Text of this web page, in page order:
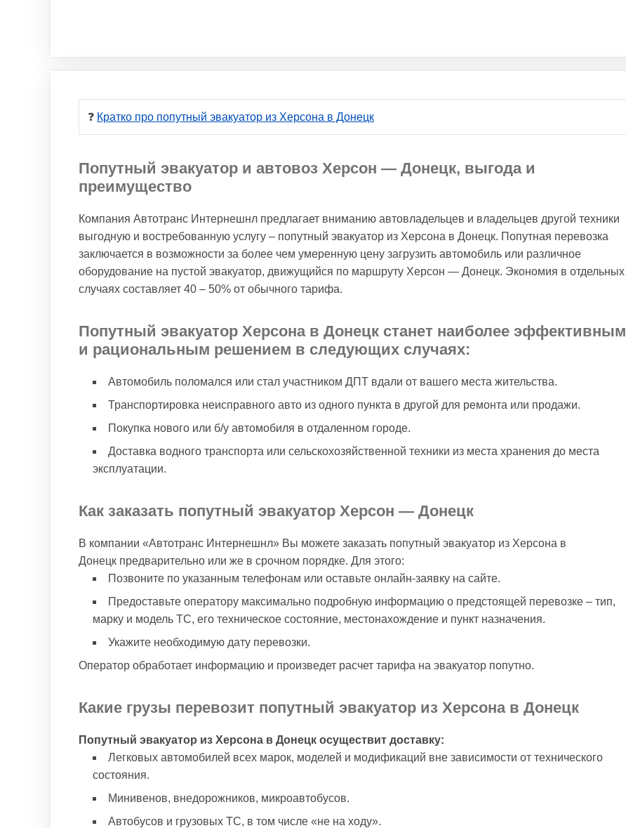
❓ Кратко про попутный эвакуатор из Херсона в Донецк
Попутный эвакуатор и автовоз Херсон — Донецк, выгода и
преимущество
Компания Автотранс Интернешнл предлагает вниманию автовладельцев и владельцев другой техники
выгодную и востребованную услугу – попутный эвакуатор из Херсона в Донецк. Попутная перевозка
заключается в возможности за более чем умеренную цену загрузить автомобиль или различное
оборудование на пустой эвакуатор, движущийся по маршруту Херсон — Донецк. Экономия в отдельных
случаях составляет 40 – 50% от обычного тарифа.
Попутный эвакуатор Херсона в Донецк станет наиболее эффективным
и рациональным решением в следующих случаях:
Автомобиль поломался или стал участником ДПТ вдали от вашего места жительства.
Транспортировка неисправного авто из одного пункта в другой для ремонта или продажи.
Покупка нового или б/у автомобиля в отдаленном городе.
Доставка водного транспорта или сельскохозяйственной техники из места хранения до места
эксплуатации.
Как заказать попутный эвакуатор Херсон — Донецк
В компании «Автотранс Интернешнл» Вы можете заказать попутный эвакуатор из Херсона в
Донецк предварительно или же в срочном порядке. Для этого:
Позвоните по указанным телефонам или оставьте онлайн-заявку на сайте.
Предоставьте оператору максимально подробную информацию о предстоящей перевозке – тип,
марку и модель ТС, его техническое состояние, местонахождение и пункт назначения.
Укажите необходимую дату перевозки.
Оператор обработает информацию и произведет расчет тарифа на эвакуатор попутно.
Какие грузы перевозит попутный эвакуатор из Херсона в Донецк
Попутный эвакуатор из Херсона в Донецк осуществит доставку:
Легковых автомобилей всех марок, моделей и модификаций вне зависимости от технического
состояния.
Минивенов, внедорожников, микроавтобусов.
Автобусов и грузовых ТС, в том числе «не на ходу».